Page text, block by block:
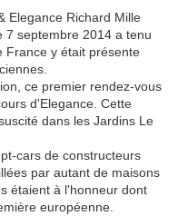
Elegance Richard Mille
7 septembre 2014 a tenu
France y était présente
ce premier rendez-vous
d'Elegance. Cette
dans les Jardins Le
cars de constructeurs
par autant de maisons
étaient à l'honneur dont
européenne.